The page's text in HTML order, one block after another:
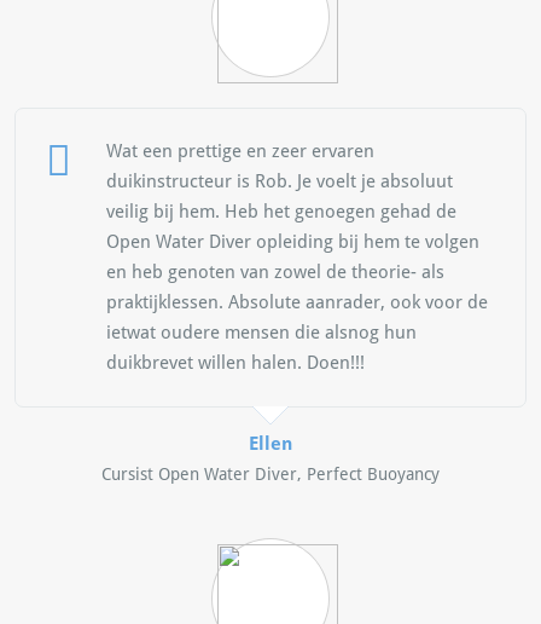
Wat een prettige en zeer ervaren
duikinstructeur is Rob. Je voelt je absoluut
veilig bij hem. Heb het genoegen gehad de
Open Water Diver opleiding bij hem te volgen
en heb genoten van zowel de theorie- als
praktijklessen. Absolute aanrader, ook voor de
ietwat oudere mensen die alsnog hun
duikbrevet willen halen. Doen!!!
Ellen
Cursist Open Water Diver, Perfect Buoyancy